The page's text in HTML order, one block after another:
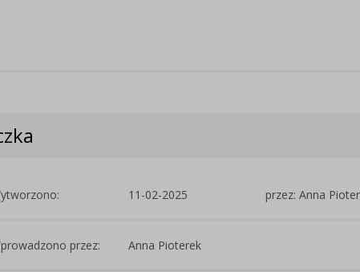
11-02-2025 przez: Anna
przez: Anna Pioterek